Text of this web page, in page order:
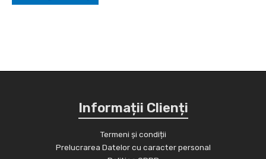
Informații Clienți
Termeni și condiții
Prelucrarea Datelor cu caracter personal